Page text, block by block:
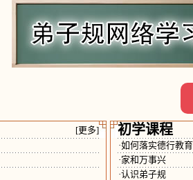
[更多]
初学课程
·如何落实德行教
·家和万事兴
·认识弟子规